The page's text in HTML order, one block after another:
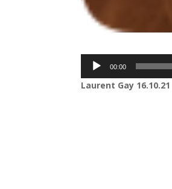
Lecteur
00:00
Laurent Gay 16.10.21